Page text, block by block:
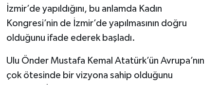
İzmir’de yapıldığını, bu anlamda Kadın
Kongresi’nin de İzmir’de yapılmasının doğru
olduğunu ifade ederek başladı.
Ulu Önder Mustafa Kemal Atatürk’ün Avrupa’nın
çok ötesinde bir vizyona sahip olduğunu